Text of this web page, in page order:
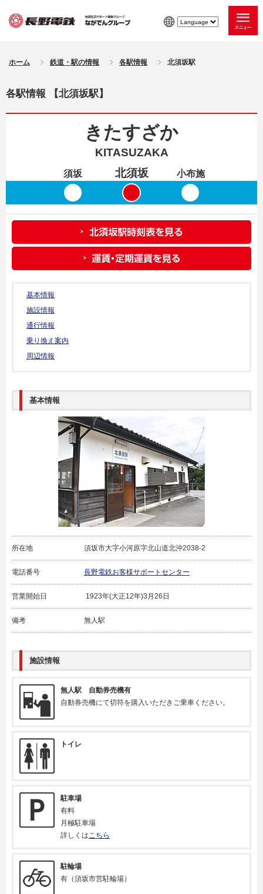
ホーム 鉄道・駅の情報 各駅情報 北須坂駅
各駅情報 【北須坂駅】
きたすざか
KITASUZAKA
須坂 北須坂 小布施
基本情報
施設情報
通行情報
乗り換え案内
周辺情報
基本情報
所在地 須坂市大字小河原字北山道北沖2038-2
電話番号 長野電鉄お客様サポートセンター
営業開始日 1923年(大正12年)3月26日
備考 無人駅
施設情報
無人駅 自動券売機有
自動券売機にて切符を購入いただきご乗車ください。
トイレ
駐車場
有料
月極駐車場
詳しくはこちら
駐輪場
有（須坂市営駐輪場）